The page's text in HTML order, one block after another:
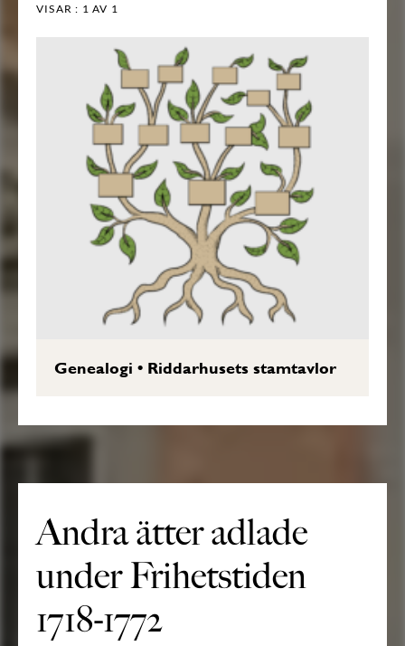
VISAR : 1 AV 1
Genealogi • Riddarhusets stamtavlor
Andra ätter adlade
under Frihetstiden
1718-1772